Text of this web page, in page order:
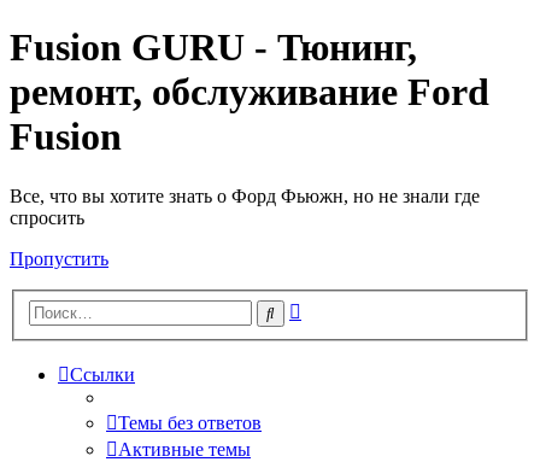
Fusion GURU - Тюнинг,
ремонт, обслуживание Ford
Fusion
Все, что вы хотите знать о Форд Фьюжн, но не знали где
спросить
Пропустить
Поиск
Ссылки
Темы без ответов
Активные темы